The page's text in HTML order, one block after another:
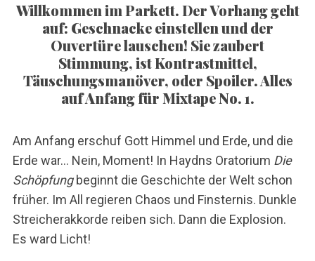
Willkommen im Parkett. Der Vorhang geht
auf: Geschnacke einstellen und der
Ouvertüre lauschen! Sie zaubert
Stimmung, ist Kontrastmittel,
Täuschungsmanöver, oder Spoiler. Alles
auf Anfang für Mixtape No. 1.
Am Anfang erschuf Gott Himmel und Erde, und die
Erde war… Nein, Moment! In Haydns Oratorium Die
Schöpfungbeginnt die Geschichte der Welt schon
früher. Im All regieren Chaos und Finsternis. Dunkle
Streicherakkorde reiben sich. Dann die Explosion.
Es ward Licht!